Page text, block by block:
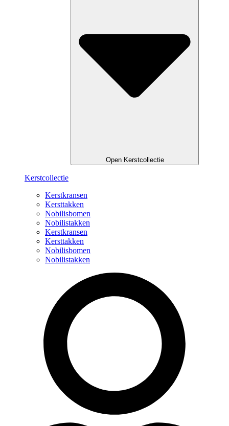
Open Kerstcollectie
Kerstcollectie
Kerstkransen
Kersttakken
Nobilisbomen
Nobilistakken
Kerstkransen
Kersttakken
Nobilisbomen
Nobilistakken